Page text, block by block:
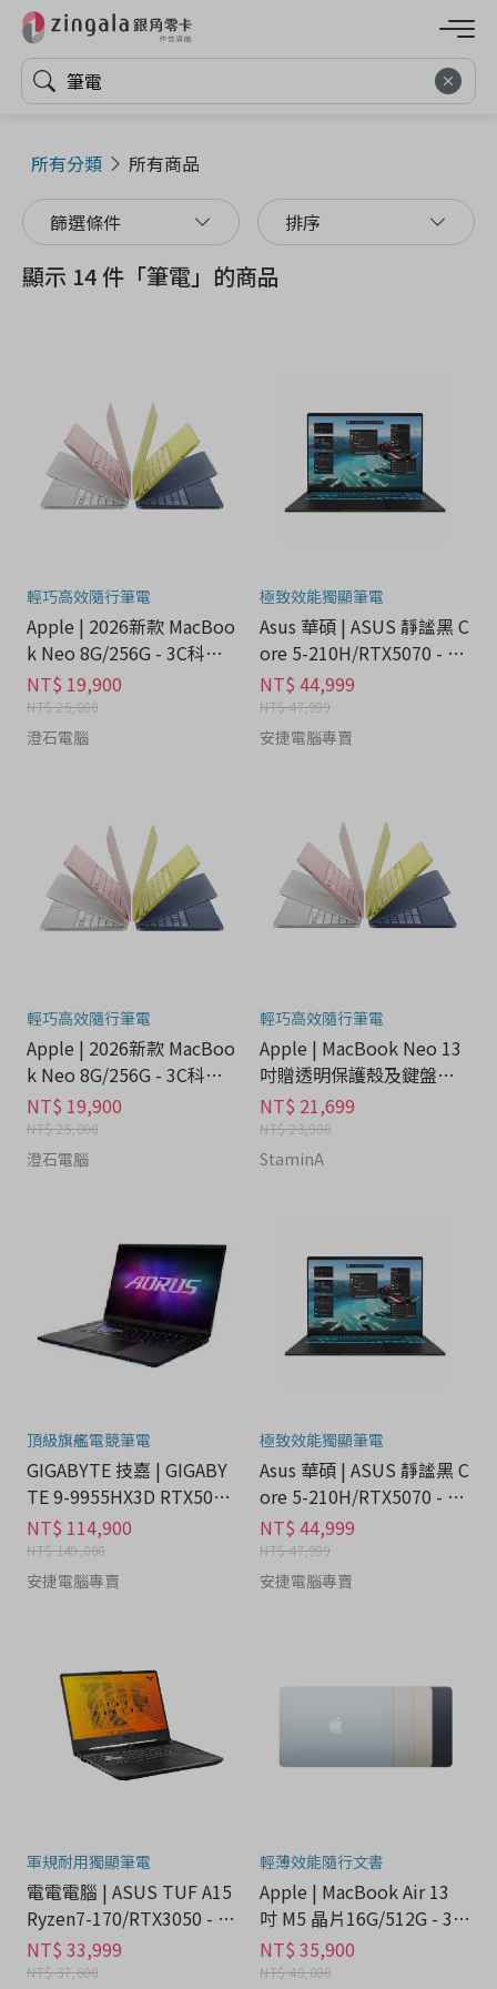
所有分類 所有商品
篩選條件 排序
顯示 14 件「筆電」的商品
輕巧高效隨行筆電
Apple | 2026新款 MacBoo
k Neo 8G/256G - 3C科技
分期
NT$ 19,900
NT$ 25,000
澄石電腦
極致效能獨顯筆電
Asus 華碩 | ASUS 靜謐黑 C
ore 5-210H/RTX5070 - 3C
科技分期
NT$ 44,999
NT$ 47,999
安捷電腦專賣
輕巧高效隨行筆電
Apple | 2026新款 MacBoo
k Neo 8G/256G - 3C科技
分期
NT$ 19,900
NT$ 25,000
澄石電腦
輕巧高效隨行筆電
Apple | MacBook Neo 13
吋贈透明保護殼及鍵盤膜 -
3C科技分期
NT$ 21,699
NT$ 23,900
StaminA
頂級旗艦電競筆電
GIGABYTE 技嘉 | GIGABY
TE 9-9955HX3D RTX5080
- 3C科技分期
NT$ 114,900
NT$ 149,000
安捷電腦專賣
極致效能獨顯筆電
Asus 華碩 | ASUS 靜謐黑 C
ore 5-210H/RTX5070 - 3C
科技分期
NT$ 44,999
NT$ 47,999
安捷電腦專賣
軍規耐用獨顯筆電
電電電腦 | ASUS TUF A15
Ryzen7-170/RTX3050 - 3
C科技分期
NT$ 33,999
NT$ 37,600
輕薄效能隨行文書
Apple | MacBook Air 13
吋 M5 晶片16G/512G - 3C
科技分期
NT$ 35,900
NT$ 40,000